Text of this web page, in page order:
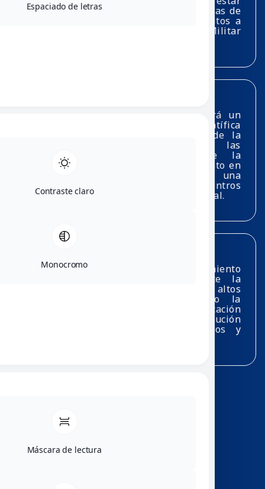
sus servicios académicos a los programas de
pregrado, postgrado y extensión adscritos a
las Facultades de la Universidad Militar
El Departamento de Matemáticas será un
centro de docencia e investigación científica
de excelente calidad, en el campo de la
Matemática, que apoyará a todas las
facultades y/o Departamentos de la
Universidad Militar Nueva Granada tanto en
pregrado como en postgrados, con una
interacción permanente con otros centros
similares a nivel Nacional e Internacional.
Formar profesionales con pensamiento
lógico, crítico y analítico, mediante la
enseñanza de las matemáticas con altos
estándares académicos, promoviendo la
investigación, la innovación y la aplicación
del conocimiento matemático en la solución
de problemas científicos, tecnológicos y